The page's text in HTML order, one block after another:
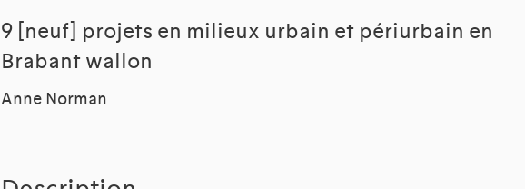
9 [neuf] projets en milieux urbain et périurbain en
Brabant wallon
Anne Norman